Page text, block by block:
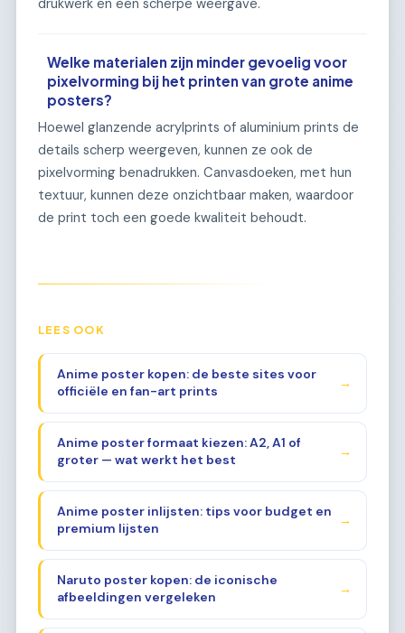
Welke materialen zijn minder gevoelig voor
pixelvorming bij het printen van grote anime
posters?
Hoewel glanzende acrylprints of aluminium prints de
details scherp weergeven, kunnen ze ook de
pixelvorming benadrukken. Canvasdoeken, met hun
textuur, kunnen deze onzichtbaar maken, waardoor
de print toch een goede kwaliteit behoudt.
LEES OOK
Anime poster kopen: de beste sites voor
officiële en fan-art prints
→
Anime poster formaat kiezen: A2, A1 of
groter — wat werkt het best
→
Anime poster inlijsten: tips voor budget en
premium lijsten
→
Naruto poster kopen: de iconische
afbeeldingen vergeleken
→